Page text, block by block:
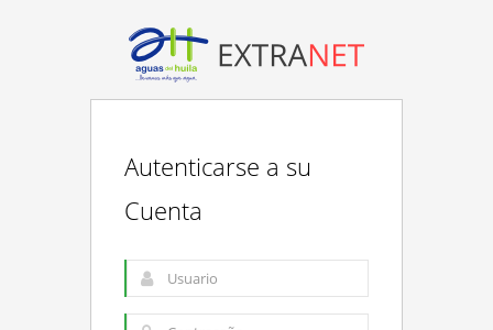
Autenticarse a su
Cuenta